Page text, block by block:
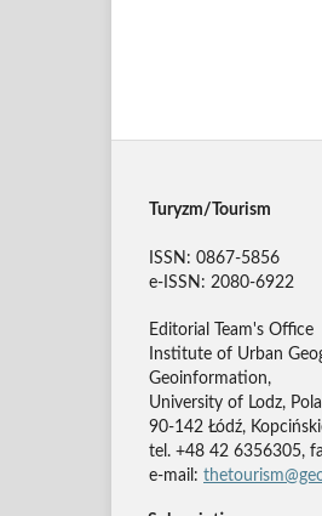
Turyzm/Tourism
ISSN: 0867-5856
e-ISSN: 2080-6922
Editorial Team's Office
Institute of Urban
Geoinformation,
University of Lodz,
90-142 Łódź,
tel. +48 42 6356305,
e-mail: